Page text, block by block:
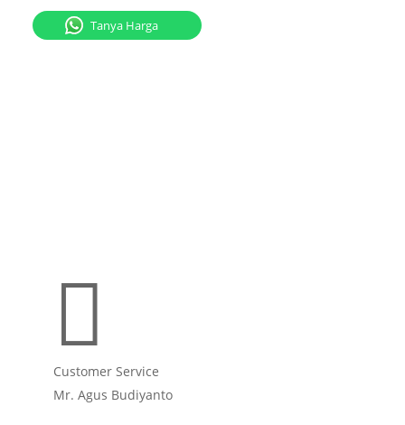
Tanya Harga

Customer Service
Mr. Agus Budiyanto